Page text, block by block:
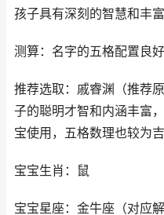
孩子具有深刻的智慧和丰富
测算：名字的五格配置良
推荐选取：戚睿渊（推荐
子的聪明才智和内涵丰富
宝使用，五格数理也较为吉
宝宝生肖：鼠
宝宝星座：金牛座（对应